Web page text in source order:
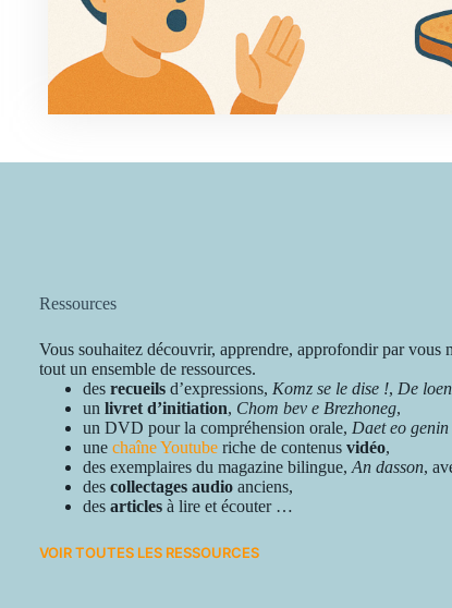
Ressources
Vous souhaitez découvrir, apprendre, approfondir par vous
tout un ensemble de ressources.
des recueils d’expressions, Komz se le dise !, De
un livret d’initiation, Chom bev e Brezhoneg,
un DVD pour la compréhension orale, Daet eo
une chaîne Youtube riche de contenus vidéo,
des exemplaires du magazine bilingue, An dasson,
des collectages audio anciens,
des articles à lire et écouter …
VOIR TOUTES LES RESSOURCES